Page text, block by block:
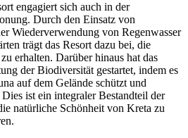
engagiert sich auch in der
Durch den Einsatz von
Wiederverwendung von Regenwasser
trägt das Resort dazu bei, die
erhalten. Darüber hinaus hat das
der Biodiversität gestartet, indem es
auf dem Gelände schützt und
ist ein integraler Bestandteil der
natürliche Schönheit von Kreta zu